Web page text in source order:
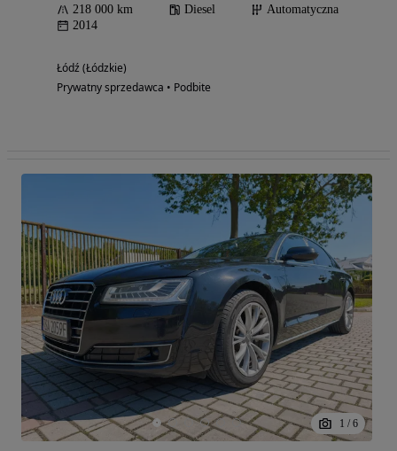
218 000 km Diesel
Automatyczna
2014
Łódź (Łódzkie)
Prywatny sprzedawca • Podbite
1 / 6